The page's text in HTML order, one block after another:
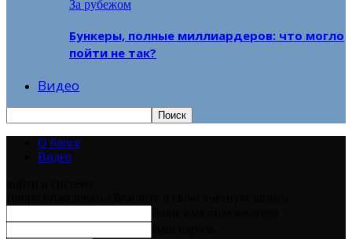
За рубежом
Бункеры, полные миллиардеров: что могло
пойти не так?
Видео
О блоге
Видео